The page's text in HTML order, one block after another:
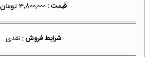
قیمت :
شرایط فروش : نقدی